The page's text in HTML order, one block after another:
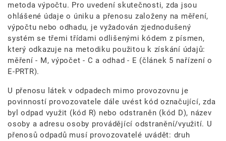
metoda výpočtu. Pro uvedení skutečnosti, zda jsou
ohlášené údaje o úniku a přenosu založeny na měření,
výpočtu nebo odhadu, je vyžadován zjednodušený
systém se třemi třídami odlišenými kódem z písmen,
který odkazuje na metodiku použitou k získání údajů:
měření - M, výpočet - C a odhad - E (článek 5 nařízení o
E-PRTR).
U přenosu látek v odpadech mimo provozovnu je
povinností provozovatele dále uvést kód označující, zda
byl odpad využit (kód R) nebo odstraněn (kód D), název
osoby a adresu osoby provádějící odstranění/využití. U
přenosů odpadů musí provozovatelé uvádět: druh